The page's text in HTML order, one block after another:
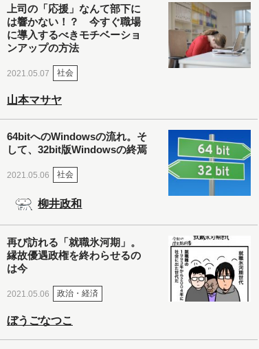
上司の「応援」なんて部下に
は響かない！？ 今すぐ職場
に導入するべきモチベーショ
ンアップの方法
2021.05.07 社会
山本マサヤ
64bitへのWindowsの流れ。そ
して、32bit版Windowsの終焉
2021.05.06 社会
柳井政和
再び訪れる「就職氷河期」。
縁故優遇政権を終わらせるの
は今
2021.05.06 政治・経済
ぼうごなつこ